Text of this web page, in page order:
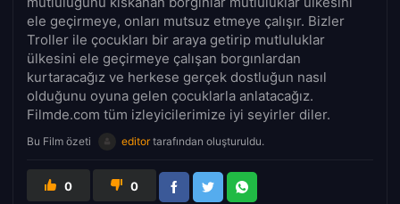
ele geçirmeye, onları mutsuz etmeye çalışır. Bizler
Troller ile çocukları bir araya getirip mutluluklar
ülkesini ele geçirmeye çalışan borgınlardan
kurtaracağız ve herkese gerçek dostluğun nasıl
olduğunu oyuna gelen çocuklarla anlatacağız.
Filmde.com tüm izleyicilerimize iyi seyirler diler.
Bu Film özeti editortarafından oluşturuldu.
0 0